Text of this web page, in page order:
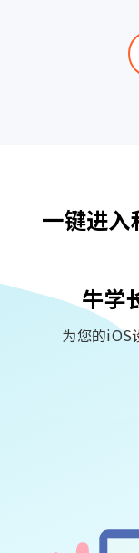
一键进
牛学
为您的iOS